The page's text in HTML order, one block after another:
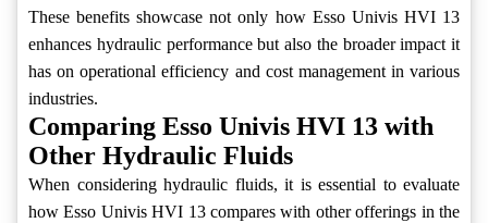
These benefits showcase not only how Esso Univis HVI 13
enhances hydraulic performance but also the broader impact it
has on operational efficiency and cost management in various
industries.
Comparing Esso Univis HVI 13 with
Other Hydraulic Fluids
When considering hydraulic fluids, it is essential to evaluate
how Esso Univis HVI 13 compares with other offerings in the